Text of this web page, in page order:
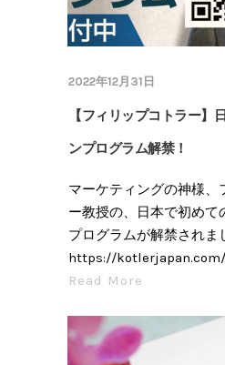
2022年12月31日
【フィリップコトラー】
ンプログラム解禁！
マーケティングの神様、
ー教授の、日本で初めて
プログラムが解禁されま
https://kotlerjapan.com/
Read More